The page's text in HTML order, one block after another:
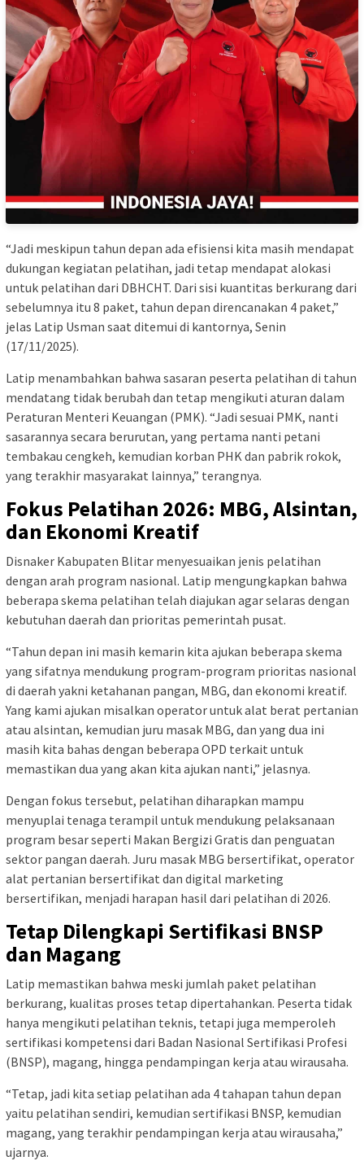
“Jadi meskipun tahun depan ada efisiensi kita masih mendapat
dukungan kegiatan pelatihan, jadi tetap mendapat alokasi
untuk pelatihan dari DBHCHT. Dari sisi kuantitas berkurang dari
sebelumnya itu 8 paket, tahun depan direncanakan 4 paket,”
jelas Latip Usman saat ditemui di kantornya, Senin
(17/11/2025).
Latip menambahkan bahwa sasaran peserta pelatihan di tahun
mendatang tidak berubah dan tetap mengikuti aturan dalam
Peraturan Menteri Keuangan (PMK). “Jadi sesuai PMK, nanti
sasarannya secara berurutan, yang pertama nanti petani
tembakau cengkeh, kemudian korban PHK dan pabrik rokok,
yang terakhir masyarakat lainnya,” terangnya.
Fokus Pelatihan 2026: MBG, Alsintan,
dan Ekonomi Kreatif
Disnaker Kabupaten Blitar menyesuaikan jenis pelatihan
dengan arah program nasional. Latip mengungkapkan bahwa
beberapa skema pelatihan telah diajukan agar selaras dengan
kebutuhan daerah dan prioritas pemerintah pusat.
“Tahun depan ini masih kemarin kita ajukan beberapa skema
yang sifatnya mendukung program-program prioritas nasional
di daerah yakni ketahanan pangan, MBG, dan ekonomi kreatif.
Yang kami ajukan misalkan operator untuk alat berat pertanian
atau alsintan, kemudian juru masak MBG, dan yang dua ini
masih kita bahas dengan beberapa OPD terkait untuk
memastikan dua yang akan kita ajukan nanti,” jelasnya.
Dengan fokus tersebut, pelatihan diharapkan mampu
menyuplai tenaga terampil untuk mendukung pelaksanaan
program besar seperti Makan Bergizi Gratis dan penguatan
sektor pangan daerah. Juru masak MBG bersertifikat, operator
alat pertanian bersertifikat dan digital marketing
bersertifikan, menjadi harapan hasil dari pelatihan di 2026.
Tetap Dilengkapi Sertifikasi BNSP
dan Magang
Latip memastikan bahwa meski jumlah paket pelatihan
berkurang, kualitas proses tetap dipertahankan. Peserta tidak
hanya mengikuti pelatihan teknis, tetapi juga memperoleh
sertifikasi kompetensi dari Badan Nasional Sertifikasi Profesi
(BNSP), magang, hingga pendampingan kerja atau wirausaha.
“Tetap, jadi kita setiap pelatihan ada 4 tahapan tahun depan
yaitu pelatihan sendiri, kemudian sertifikasi BNSP, kemudian
magang, yang terakhir pendampingan kerja atau wirausaha,”
ujarnya.